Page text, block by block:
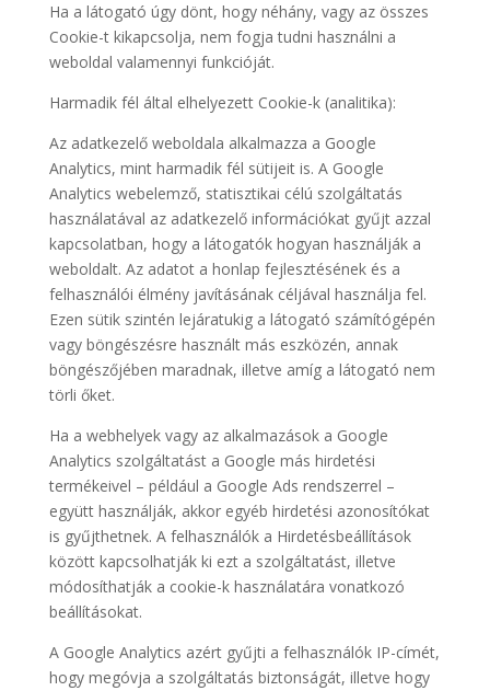
Ha a látogató úgy dönt, hogy néhány, vagy az összes
Cookie-t kikapcsolja, nem fogja tudni használni a
weboldal valamennyi funkcióját.
Harmadik fél által elhelyezett Cookie-k (analitika):
Az adatkezelő weboldala alkalmazza a Google
Analytics, mint harmadik fél sütijeit is. A Google
Analytics webelemző, statisztikai célú szolgáltatás
használatával az adatkezelő információkat gyűjt azzal
kapcsolatban, hogy a látogatók hogyan használják a
weboldalt. Az adatot a honlap fejlesztésének és a
felhasználói élmény javításának céljával használja fel.
Ezen sütik szintén lejáratukig a látogató számítógépén
vagy böngészésre használt más eszközén, annak
böngészőjében maradnak, illetve amíg a látogató nem
törli őket.
Ha a webhelyek vagy az alkalmazások a Google
Analytics szolgáltatást a Google más hirdetési
termékeivel – például a Google Ads rendszerrel –
együtt használják, akkor egyéb hirdetési azonosítókat
is gyűjthetnek. A felhasználók a Hirdetésbeállítások
között kapcsolhatják ki ezt a szolgáltatást, illetve
módosíthatják a cookie-k használatára vonatkozó
beállításokat.
A Google Analytics azért gyűjti a felhasználók IP-címét,
hogy megóvja a szolgáltatás biztonságát, illetve hogy